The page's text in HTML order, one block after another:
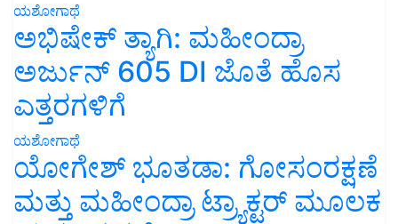
ಯಶೋಗಾಥೆ
ಅಭಿಷೇಕ್ ತ್ಯಾಗಿ: ಮಹೀಂದ್ರಾ
ಅರ್ಜುನ್ 605 DI ಜೊತೆ ಹೊಸ
ಎತ್ತರಗಳಿಗೆ
ಯಶೋಗಾಥೆ
ಯೋಗೇಶ್ ಭೂತಡಾ: ಗೋಸಂರಕ್ಷಣೆ
ಮತ್ತು ಮಹೀಂದ್ರಾ ಟ್ರ್ಯಾಕ್ಟರ್ ಮೂಲಕ